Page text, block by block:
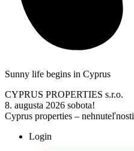
Sunny life begins in Cyprus
CYPRUS PROPERTIES s.r.o.
8. augusta 2026 sobota!
Cyprus properties – nehnuteľnosti
Login